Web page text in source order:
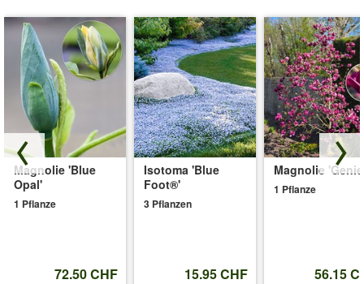
Magnolie 'Blue
Opal'
1 Pflanze
72.50 CHF
Isotoma 'Blue
Foot®'
3 Pflanzen
15.95 CHF
Magnolie
1 Pflanze
56.15